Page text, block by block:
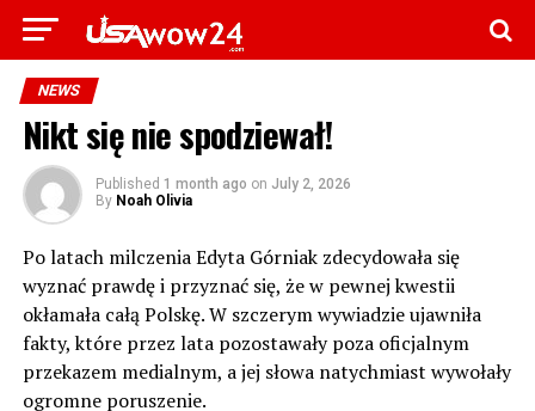
NEWS
Nikt się nie spodziewał!
Published 1 month ago on July 2, 2026
By Noah Olivia
Po latach milczenia Edyta Górniak zdecydowała się
wyznać prawdę i przyznać się, że w pewnej kwestii
okłamała całą Polskę. W szczerym wywiadzie ujawniła
fakty, które przez lata pozostawały poza oficjalnym
przekazem medialnym, a jej słowa natychmiast wywołały
ogromne poruszenie.